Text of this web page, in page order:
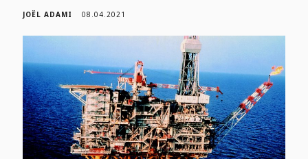
JOËL ADAMI 08.04.2021